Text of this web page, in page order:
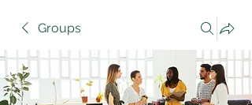
Groups